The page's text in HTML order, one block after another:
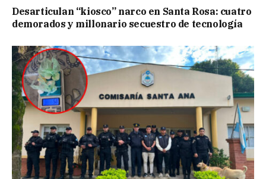
Desarticulan “kiosco” narco en Santa Rosa: cuatro
demorados y millonario secuestro de tecnología